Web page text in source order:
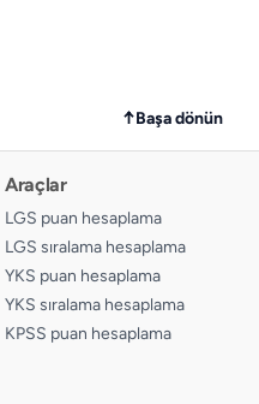
↑Başa dönün
Araçlar
LGS puan hesaplama
LGS sıralama hesaplama
YKS puan hesaplama
YKS sıralama hesaplama
KPSS puan hesaplama